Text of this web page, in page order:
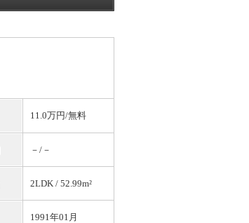
11.0万円/無料
－/－
2LDK / 52.99m²
1991年01月